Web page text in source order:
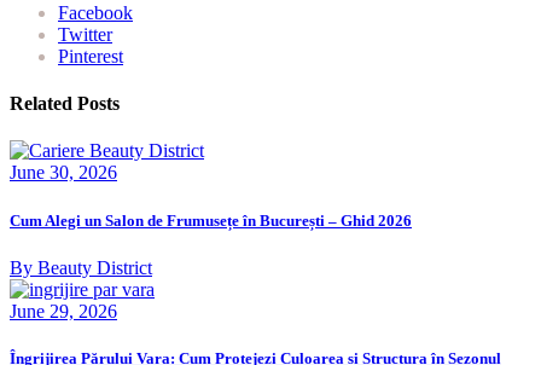
Facebook
Twitter
Pinterest
Related Posts
June 30, 2026
Cum Alegi un Salon de Frumusețe în București – Ghid 2026
By Beauty District
June 29, 2026
Îngrijirea Părului Vara: Cum Protejezi Culoarea și Structura în Sezonul